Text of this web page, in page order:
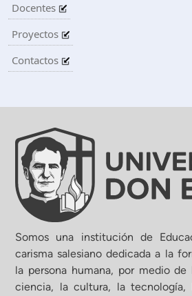
Docentes
Proyectos
Contactos
Somos una institución de
carisma salesiano dedicada a la
la persona humana, por medio
ciencia, la cultura, la